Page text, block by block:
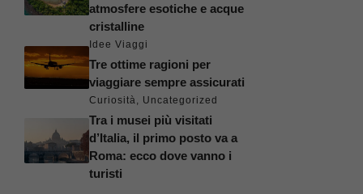
atmosfere esotiche e acque
cristalline
Idee Viaggi
Tre ottime ragioni per
viaggiare sempre assicurati
Curiosità, Uncategorized
Tra i musei più visitati
d’Italia, il primo posto va a
Roma: ecco dove vanno i
turisti